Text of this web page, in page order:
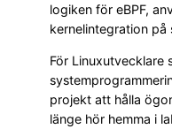
logiken för eBPF,
kernelintegration på
För Linuxutvecklare
projekt att hålla
länge hör hemma i